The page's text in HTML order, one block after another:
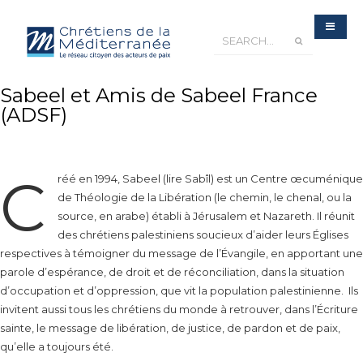
Sabeel et Amis de Sabeel France
(ADSF)
C
réé en 1994, Sabeel (lire Sabîl) est un Centre œcuménique
de Théologie de la Libération (le chemin, le chenal, ou la
source, en arabe) établi à Jérusalem et Nazareth. Il réunit
des chrétiens palestiniens soucieux d’aider leurs Églises
respectives à témoigner du message de l’Évangile, en apportant une
parole d’espérance, de droit et de réconciliation, dans la situation
d’occupation et d’oppression, que vit la population palestinienne. Ils
invitent aussi tous les chrétiens du monde à retrouver, dans l’Écriture
sainte, le message de libération, de justice, de pardon et de paix,
qu’elle a toujours été.